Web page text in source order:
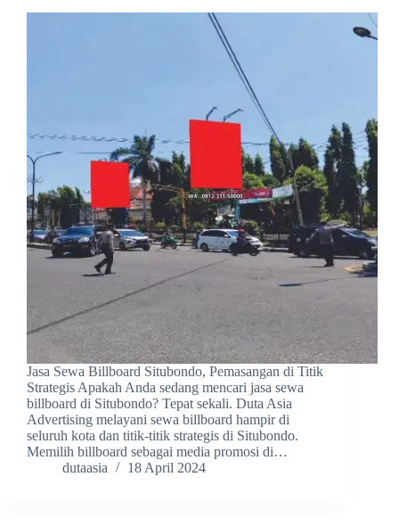
Jasa Sewa Billboard Situbondo, Pemasangan di Titik
Strategis Apakah Anda sedang mencari jasa sewa
billboard di Situbondo? Tepat sekali. Duta Asia
Advertising melayani sewa billboard hampir di
seluruh kota dan titik-titik strategis di Situbondo.
Memilih billboard sebagai media promosi di…
dutaasia
18 April 2024